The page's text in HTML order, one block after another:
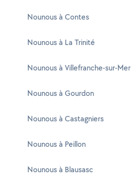
Nounous à Contes
Nounous à La Trinité
Nounous à Villefranche-sur-Mer
Nounous à Gourdon
Nounous à Castagniers
Nounous à Peillon
Nounous à Blausasc